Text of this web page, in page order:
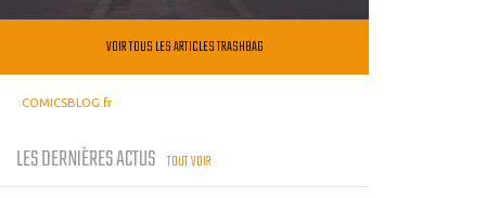
VOIR TOUS LES ARTICLES TRASHBAG
COMICSBLOG.fr
LES DERNIÈRES ACTUS TOUT VOIR